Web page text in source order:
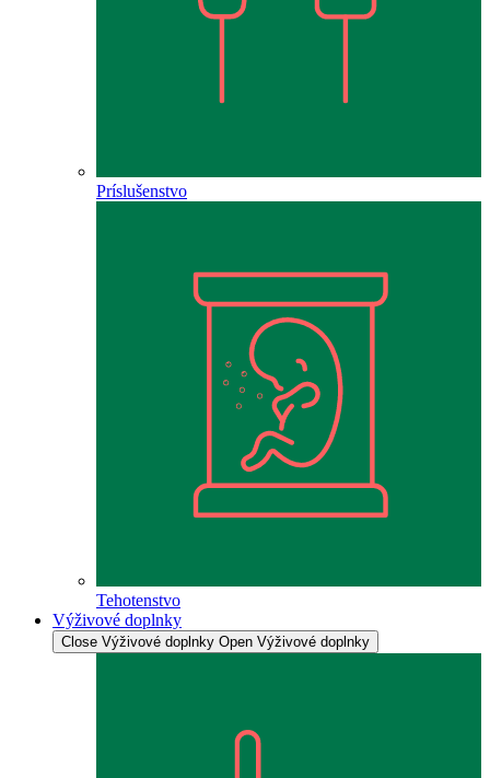
Príslušenstvo
Tehotenstvo
Výživové doplnky
Close Výživové doplnky Open Výživové doplnky